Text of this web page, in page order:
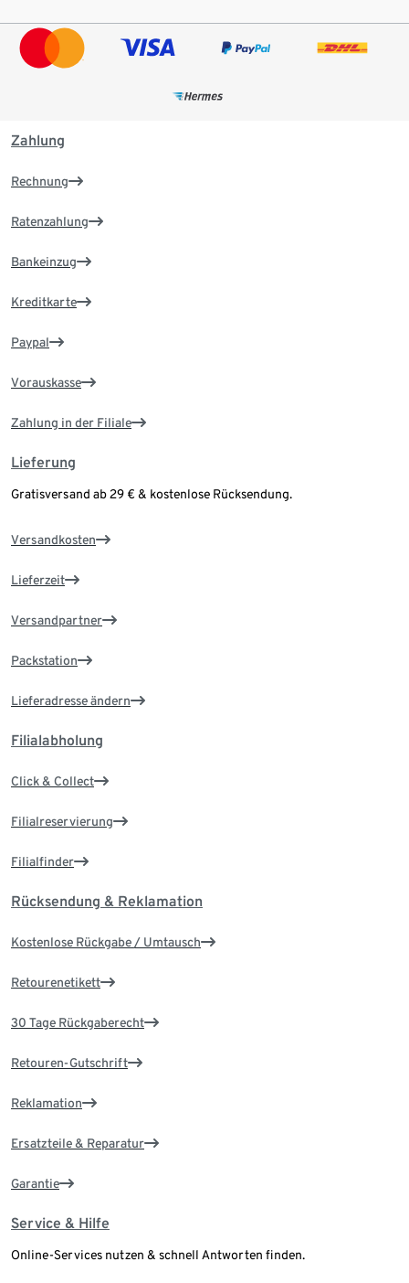
Zahlung
Rechnung
Ratenzahlung
Bankeinzug
Kreditkarte
Paypal
Vorauskasse
Zahlung in der Filiale
Lieferung
Gratisversand ab 29 € & kostenlose Rücksendung.
Versandkosten
Lieferzeit
Versandpartner
Packstation
Lieferadresse ändern
Filialabholung
Click & Collect
Filialreservierung
Filialfinder
Rücksendung & Reklamation
Kostenlose Rückgabe / Umtausch
Retourenetikett
30 Tage Rückgaberecht
Retouren-Gutschrift
Reklamation
Ersatzteile & Reparatur
Garantie
Service & Hilfe
Online-Services nutzen & schnell Antworten finden.